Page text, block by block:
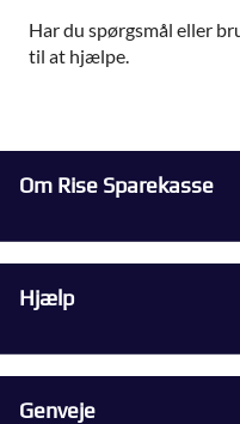
Har du spørgsmål eller
til at hjælpe.
Om Rise Sparekasse
Hjælp
Genveje